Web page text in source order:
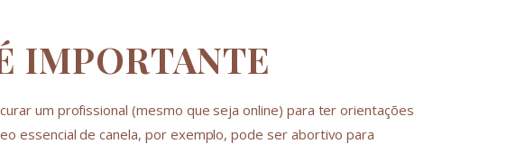
IMPORTANTE
um profissional (mesmo que seja online) para ter orientações
essencial de canela, por exemplo, pode ser abortivo para